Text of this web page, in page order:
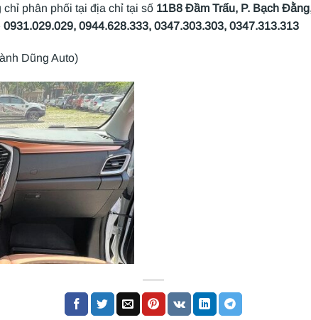
chỉ phân phối tại địa chỉ tại số 11B8 Đầm Trấu, P. Bạch
0931.029.029, 0944.628.333, 0347.303.303, 0347.313.313
Dũng Auto)